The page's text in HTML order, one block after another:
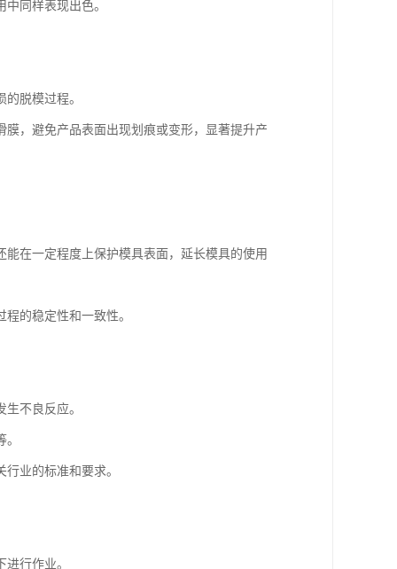
同样表现出色。
脱模过程。
，避免产品表面出现划痕或变形，显著提升产
在一定程度上保护模具表面，延长模具的使用
的稳定性和一致性。
不良反应。
业的标准和要求。
行作业。